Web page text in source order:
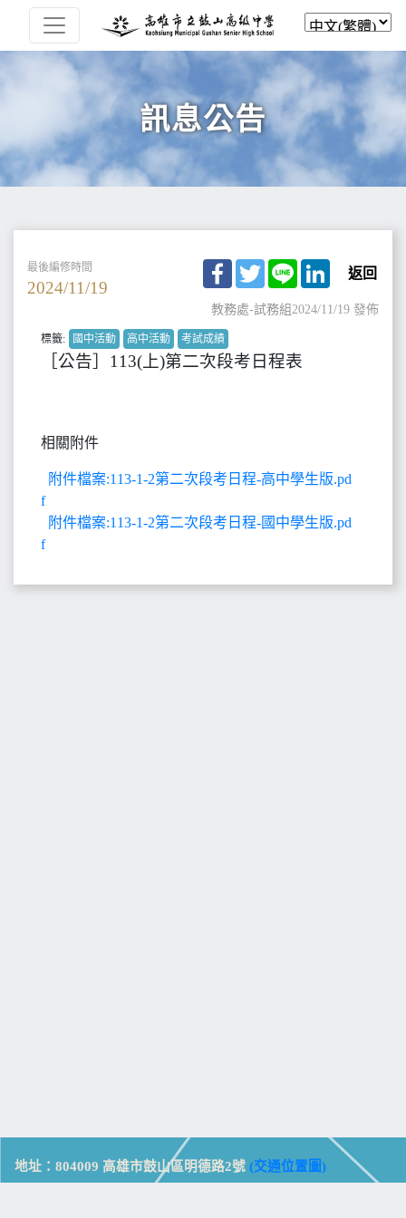
訊息公告
最後編修時間
2024/11/19
Facebook
TwitterLine LinkedIn
返回
教務處-試務組2024/11/19 發佈
標籤: 國中活動 高中活動 考試成績
［公告］113(上)第二次段考日程表
相關附件
附件檔案:113-1-2第二次段考日程-高中學生版.pd
f
附件檔案:113-1-2第二次段考日程-國中學生版.pd
f
地址：804009 高雄市鼓山區明德路2號 (交通位置圖)